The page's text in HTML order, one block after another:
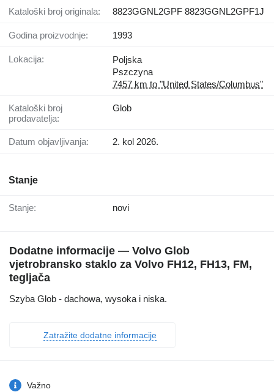
Kataloški broj originala: 8823GGNL2GPF 8823GGNL2GPF1J
Godina proizvodnje: 1993
Lokacija:
Poljska
Pszczyna
7457 km to "United States/Columbus"
Kataloški broj
prodavatelja:
Glob
Datum objavljivanja: 2. kol 2026.
Stanje
Stanje: novi
Dodatne informacije — Volvo Glob
vjetrobransko staklo za Volvo FH12, FH13, FM,
tegljača
Szyba Glob - dachowa, wysoka i niska.
Zatražite dodatne informacije
Važno